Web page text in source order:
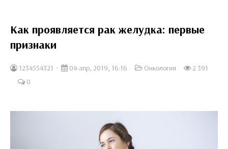
Как проявляется рак желудка: первые
признаки
1234554321 04-апр, 2019, 16:16 Онкология
2 391
0